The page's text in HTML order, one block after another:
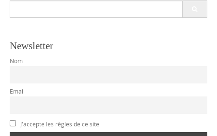
Newsletter
Nom
Email
J'accepte les règles de ce site